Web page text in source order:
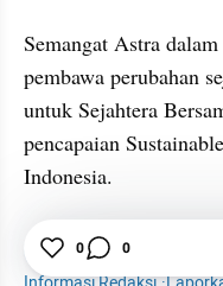
Semangat Astra
pembawa perubahan
untuk Sejahtera
pencapaian
Indonesia.
Astra Sulsel
0 0